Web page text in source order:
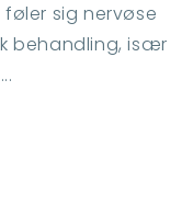
sig nervøse
behandling, især